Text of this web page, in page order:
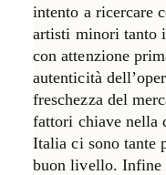
intento a ricercare
artisti minori tanto
con attenzione
autenticità
freschezza del
fattori chiave nella
Italia ci sono tante
buon livello. Infine